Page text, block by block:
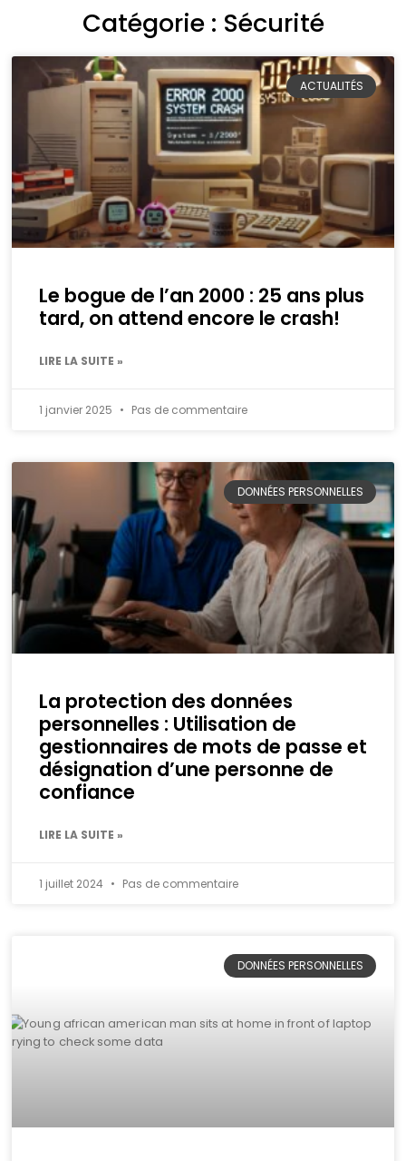
Catégorie : Sécurité
ACTUALITÉS
Le bogue de l’an 2000 : 25 ans plus
tard, on attend encore le crash!
LIRE LA SUITE »
1 janvier 2025 Pas de commentaire
DONNÉES PERSONNELLES
La protection des données
personnelles : Utilisation de
gestionnaires de mots de passe et
désignation d’une personne de
confiance
LIRE LA SUITE »
1 juillet 2024 Pas de commentaire
DONNÉES PERSONNELLES